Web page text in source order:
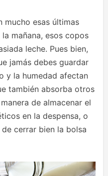
mucho esas últimas
mañana, esos copos
leche. Pues bien,
jamás debes guardar
y la humedad afectan
también absorba otros
de almacenar el
en la despensa, o
cerrar bien la bolsa